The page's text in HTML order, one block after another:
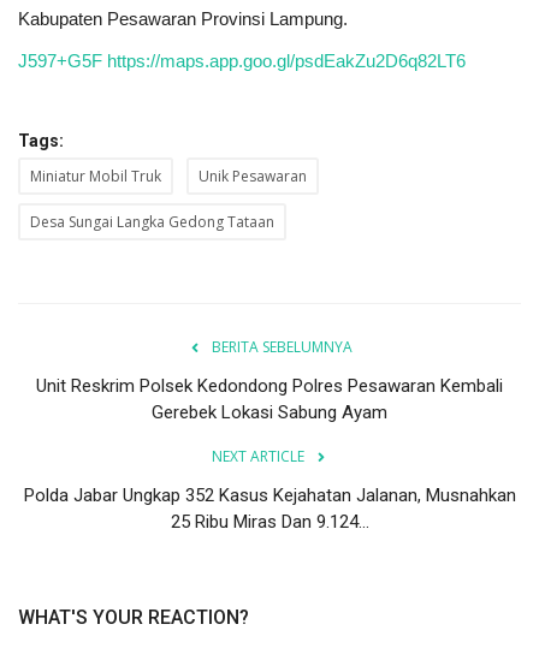
Kabupaten Pesawaran Provinsi Lampung.
J597+G5F https://maps.app.goo.gl/psdEakZu2D6q82LT6
Tags:
Miniatur Mobil Truk Unik Pesawaran
Desa Sungai Langka Gedong Tataan
BERITA SEBELUMNYA
Unit Reskrim Polsek Kedondong Polres Pesawaran Kembali
Gerebek Lokasi Sabung Ayam
NEXT ARTICLE
Polda Jabar Ungkap 352 Kasus Kejahatan Jalanan, Musnahkan
25 Ribu Miras Dan 9.124...
WHAT'S YOUR REACTION?